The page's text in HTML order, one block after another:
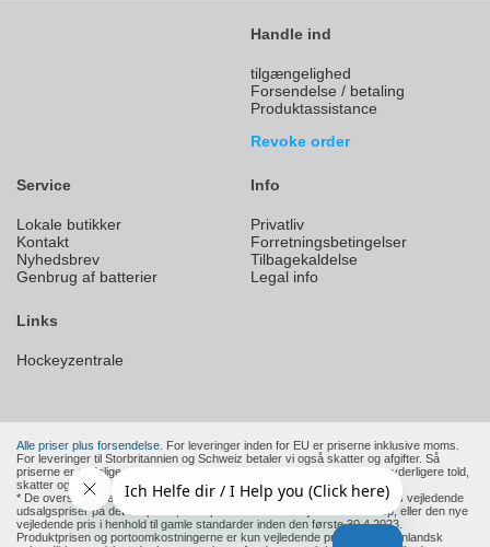
Handle ind
tilgængelighed
Forsendelse / betaling
Produktassistance
Revoke order
Service
Lokale butikker
Kontakt
Nyhedsbrev
Genbrug af batterier
Info
Privatliv
Forretningsbetingelser
Tilbagekaldelse
Legal info
Links
Hockeyzentrale
Alle priser plus forsendelse. For leveringer inden for EU er priserne inklusive moms.
For leveringer til Storbritannien og Schweiz betaler vi også skatter og afgifter. Så
priserne er endelige priser for dem. Andre lande uden for EU anvender yderligere told,
skatter og afgifter.
* De overstregede priser er producentens eller en europæisk forhandlers vejledende
udsalgspriser på det tidspunkt, hvor produktet blev tilføjet til vores shop, eller den nye
vejledende pris i henhold til gamle standarder inden den første 30.4.2023.
Produktprisen og portoomkostningerne er kun vejledende priser. For udenlandsk